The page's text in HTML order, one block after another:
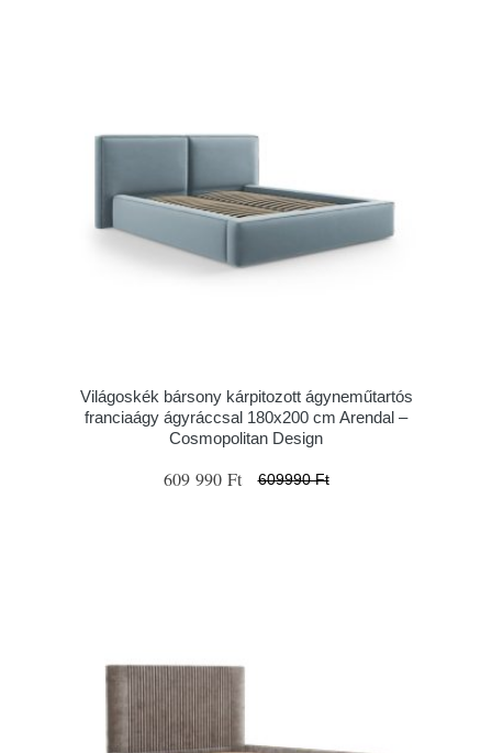
Világoskék bársony kárpitozott ágyneműtartós
franciaágy ágyráccsal 180x200 cm Arendal –
Cosmopolitan Design
609 990 Ft 609990 Ft